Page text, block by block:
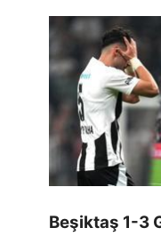
Beşiktaş 1-3